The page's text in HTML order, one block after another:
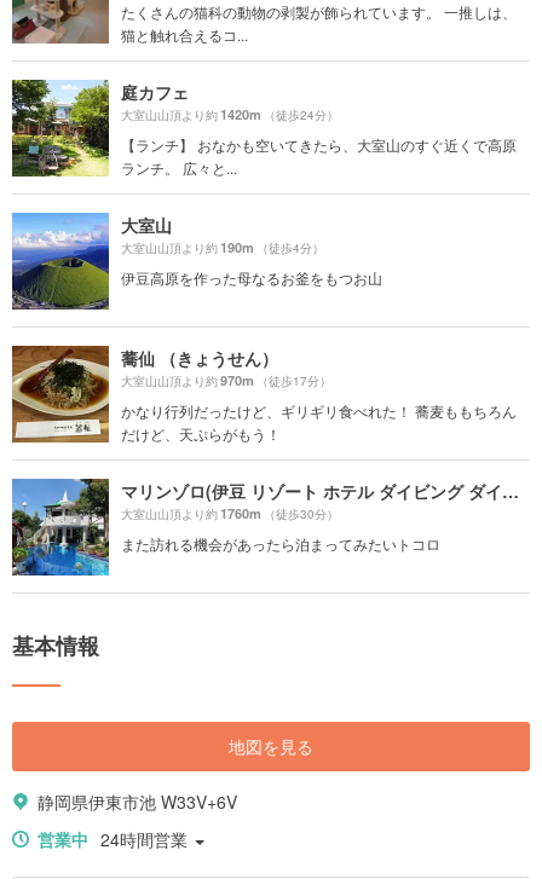
たくさんの猫科の動物の剥製が飾られています。 一推しは、
猫と触れ合えるコ...
庭カフェ
大室山山頂より約1420m （徒歩24分）
【ランチ】 おなかも空いてきたら、大室山のすぐ近くで高原
ランチ。 広々と...
大室山
大室山山頂より約190m （徒歩4分）
伊豆高原を作った母なるお釜をもつお山
蕎仙 （きょうせん）
大室山山頂より約970m （徒歩17分）
かなり行列だったけど、ギリギリ食べれた！ 蕎麦ももちろん
だけど、天ぷらがもう！
マリンゾロ(伊豆 リゾート ホテル ダイビング ダイビングスクール 宿泊予約 人気の宿 )
大室山山頂より約1760m （徒歩30分）
また訪れる機会があったら泊まってみたいトコロ
基本情報
地図を見る
静岡県伊東市池 W33V+6V
営業中 24時間営業